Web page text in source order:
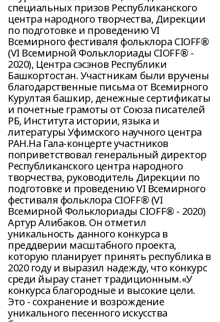
специальных призов Республиканского
центра народного творчества, Дирекции
по подготовке и проведению VI
Всемирного фестиваля фольклора CIOFF®
(VI Всемирной Фольклориады CIOFF® -
2020), Центра сэсэнов Республики
Башкортостан. Участникам были вручены
благодарственные письма от Всемирного
Курултая башкир, денежные сертификаты
и почетные грамоты от Союза писателей
РБ, Института истории, языка и
литературы Уфимского научного центра
РАН.На Гала-концерте участников
поприветствовал генеральный директор
Республиканского центра народного
творчества, руководитель Дирекции по
подготовке и проведению VI Всемирного
фестиваля фольклора CIOFF® (VI
Всемирной Фольклориады CIOFF® - 2020)
Артур Алибаков. Он отметил
уникальность данного конкурса в
преддверии масштабного проекта,
которую планирует принять республика в
2020 году и выразил надежду, что конкурс
среди йырау станет традиционным.«У
конкурса благородные и высокие цели.
Это - сохранение и возрождение
уникального песенного искусства